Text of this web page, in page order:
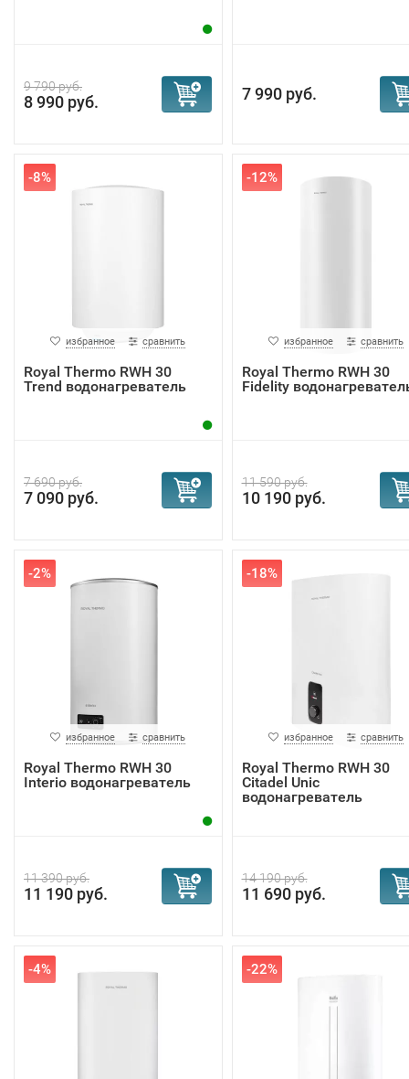
9 790 руб.
8 990 руб. 7 990 руб.
-8%
избранное сравнить
Royal Thermo RWH 30
Trend водонагреватель
7 690 руб.
7 090 руб.
-12%
избранное сравнить
Royal Thermo RWH 30
Fidelity
11 590 руб.
10 190 руб.
-2%
избранное сравнить
Royal Thermo RWH 30
Interio водонагреватель
11 390 руб.
11 190 руб.
-18%
избранное сравнить
Royal Thermo RWH 30
Citadel Unic
водонагреватель
14 190 руб.
11 690 руб.
-4% -22%